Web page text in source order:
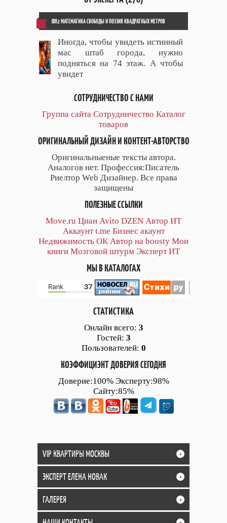
ID82 МАТЕМАТИКА СВОБОДЫ И ПОЭЗИЯ КВАДРАТНЫХ МЕТРОВ
Иногда, чтобы увидеть истинный
мас штаб города, нужно
подняться на 74 этаж. А чтобы
увидет
СОТРУДНИЧЕСТВО С НАМИ
Группа сайта Сотрудничество Каталог
товаров
ОРИГИНАЛЬНЫЙ ДИЗАЙН И КОНТЕНТ-АВТОРСТВО
Оригинальныеные тексты автора.
Аналогов нет. Профессия:Писатель
Риелтор Web Дизайнер. Все права
защищены
ПОЛЕЗНЫЕ ССЫЛКИ
Move.ru Циан Avito DZEN Автор ИТ
Аккаунт t.me Бизнес акаунт
Недвижимость ОК Автор на boosty Мои
книги Мозговой штурм Эксперт ИТ
МЫ В КАТАЛОГАХ
СТАТИСТИКА
Онлайн всего: 3
Гостей: 3
Пользователей: 0
КОЭФФИЦИЭНТ ДОВЕРИЯ СЕГОДНЯ
Доверие:100% Эксперту:98%
Сайту:85%
VIP КВАРТИРЫ МОСКВЫ +
ЭКСПЕРТ ЕЛЕНА НОВАК +
ГАЛЕРЕЯ +